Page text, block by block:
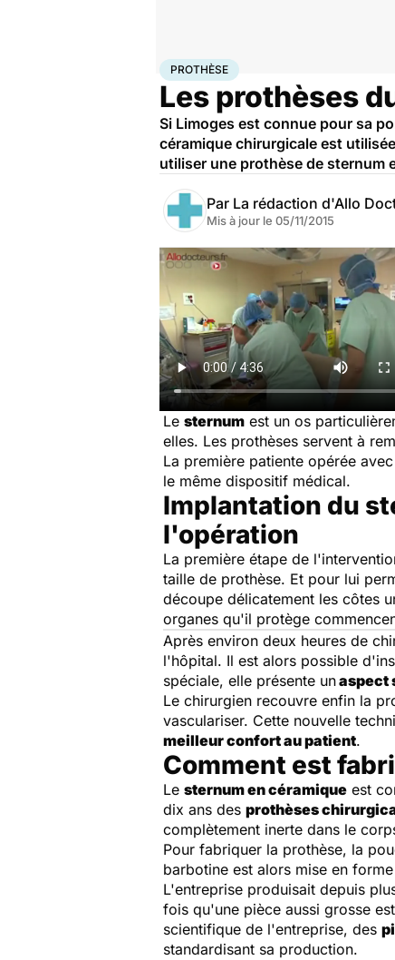
AccueilSantéProthèse
PROTHÈSE
Les prothèses
Si Limoges est connue pour sa
céramique chirurgicale est
utiliser une prothèse de sternum
Par La rédaction d'Allo
Mis à jour le 05/11/2015
Le sternum est un os
elles. Les prothèses servent à
La première patiente opérée
le même dispositif médical.
Implantation du
l'opération
La première étape de
taille de prothèse. Et pour lui
découpe délicatement les côtes
organes qu'il protège
Après environ deux heures de
l'hôpital. Il est alors possible
spéciale, elle présente unaspect
Le chirurgien recouvre enfin la
vasculariser. Cette nouvelle
meilleur confort au patient.
Comment est
Le sternum en céramique est
dix ans des prothèses
complètement inerte dans le
Pour fabriquer la prothèse, la
barbotine est alors mise en
L'entreprise produisait depuis
fois qu'une pièce aussi grosse
scientifique de l'entreprise, des
standardisant sa production.